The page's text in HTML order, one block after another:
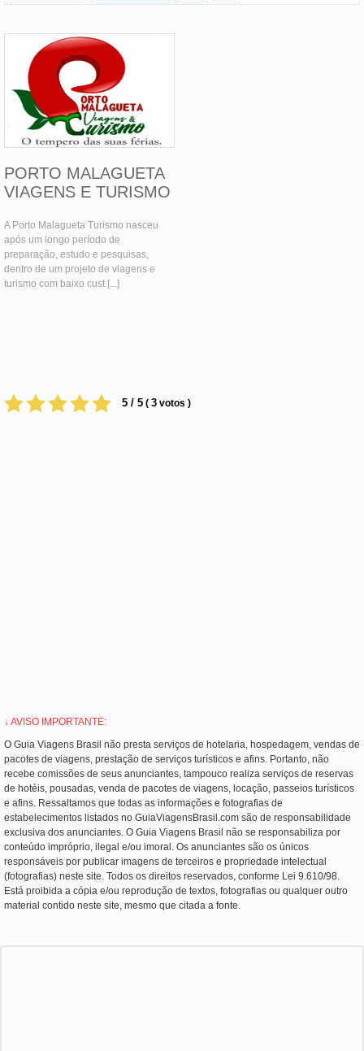
PORTO MALAGUETA
VIAGENS E TURISMO
A Porto Malagueta Turismo nasceu
após um longo período de
preparação, estudo e pesquisas,
dentro de um projeto de viagens e
turismo com baixo cust [...]
5 / 5 ( 3 votos )
↓ AVISO IMPORTANTE:
O Guia Viagens Brasil não presta serviços de hotelaria, hospedagem, vendas de
pacotes de viagens, prestação de serviços turísticos e afins. Portanto, não
recebe comissões de seus anunciantes, tampouco realiza serviços de reservas
de hotéis, pousadas, venda de pacotes de viagens, locação, passeios turísticos
e afins. Ressaltamos que todas as informações e fotografias de
estabelecimentos listados no GuiaViagensBrasil.com são de responsabilidade
exclusiva dos anunciantes. O Guia Viagens Brasil não se responsabiliza por
conteúdo impróprio, ilegal e/ou imoral. Os anunciantes são os únicos
responsáveis por publicar imagens de terceiros e propriedade intelectual
(fotografias) neste site. Todos os direitos reservados, conforme Lei 9.610/98.
Está proibida a cópia e/ou reprodução de textos, fotografias ou qualquer outro
material contido neste site, mesmo que citada a fonte.